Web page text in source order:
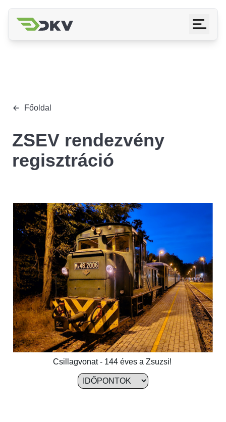
Főoldal
ZSEV rendezvény
regisztráció
Csillagvonat - 144 éves a Zsuzsi!